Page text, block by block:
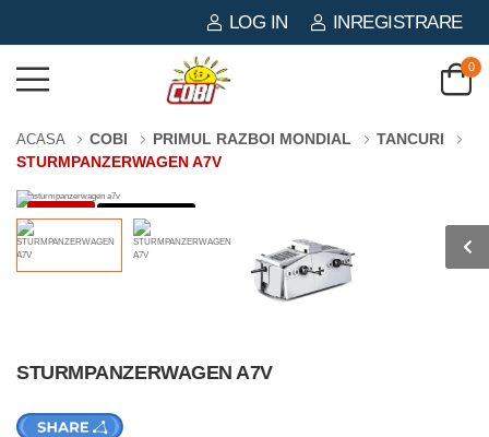
LOG IN INREGISTRARE
0
ACASA COBI PRIMUL RAZBOI MONDIAL
TANCURI
STURMPANZERWAGEN A7V
-38% 119 PIESE
STURMPANZERWAGEN A7V